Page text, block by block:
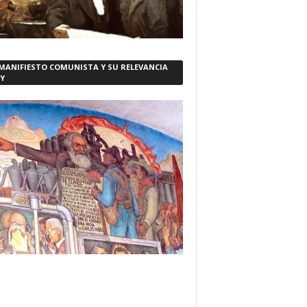
COMUNISTA Y SU RELEVANCIA